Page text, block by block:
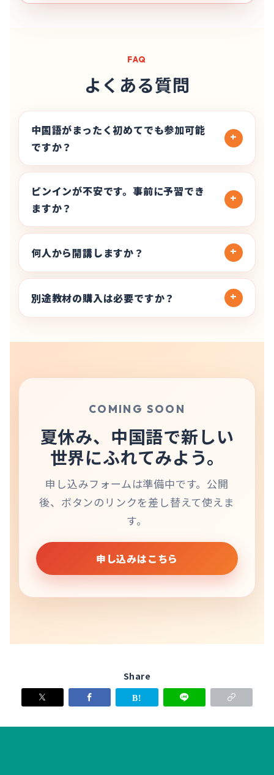
FAQ
よくある質問
中国語がまったく初めてでも参加可能
ですか？
ピンインが不安です。事前に予習でき
ますか？
何人から開講しますか？
別途教材の購入は必要ですか？
COMING SOON
夏休み、中国語で新しい
世界にふれてみよう。
申し込みフォームは準備中です。公開
後、ボタンのリンクを差し替えて使えま
す。
申し込みはこちら
Share